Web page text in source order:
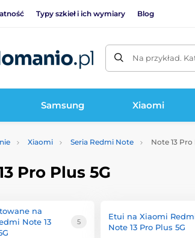
Typy szkieł i ich wymiary Blog
Na przykład.
Samsung Xiaomi
Xiaomi Seria Redmi Note Note 13 Pro
Pro Plus 5G
na
Note 13
5
Etui na Xiaomi
Note 13 Pro Plus 5G